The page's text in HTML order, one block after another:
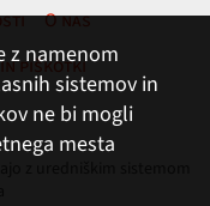
O nas
piškotki
z uredniškim sistemom
z namenom
sistemov in
ne bi mogli
mesta